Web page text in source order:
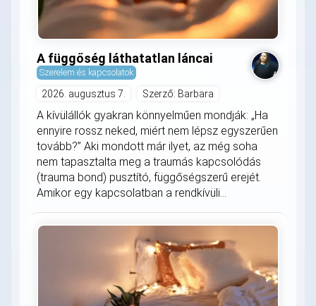
A függőség láthatatlan láncai
Szerelem és kapcsolatok
2026. augusztus 7. Szerző: Barbara
A kívülállók gyakran könnyelműen mondják: „Ha
ennyire rossz neked, miért nem lépsz egyszerűen
tovább?” Aki mondott már ilyet, az még soha
nem tapasztalta meg a traumás kapcsolódás
(trauma bond) pusztító, függőségszerű erejét.
Amikor egy kapcsolatban a rendkívüli...